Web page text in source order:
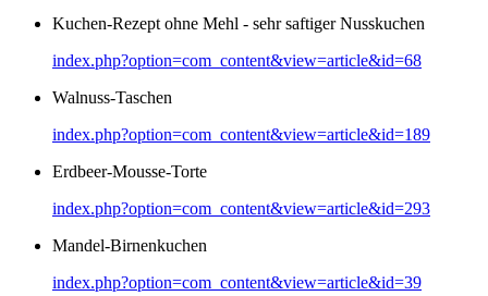
Kuchen-Rezept ohne Mehl - sehr saftiger Nusskuchen
index.php?option=com_content&view=article&id=68
Walnuss-Taschen
index.php?option=com_content&view=article&id=189
Erdbeer-Mousse-Torte
index.php?option=com_content&view=article&id=293
Mandel-Birnenkuchen
index.php?option=com_content&view=article&id=39